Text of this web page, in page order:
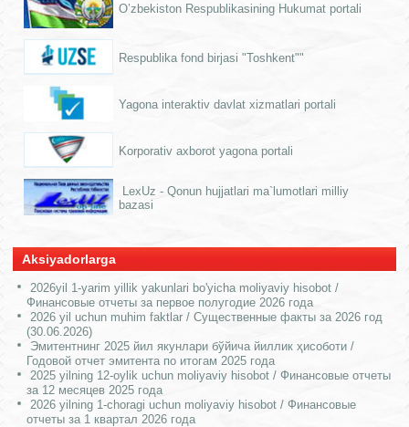
O’zbekiston Respublikasining Hukumat portali
Respublika fond birjasi "Toshkent""
Yagona interaktiv davlat xizmatlari portali
Korporativ axborot yagona portali
LexUz - Qonun hujjatlari ma`lumotlari milliy
bazasi
Aksiyadorlarga
2026yil 1-yarim yillik yakunlari bo'yicha moliyaviy hisobot /
Финансовые отчеты за первое полугодие 2026 года
2026 yil uchun muhim faktlar / Существенные факты за 2026 год
(30.06.2026)
Эмитентнинг 2025 йил якунлари бўйича йиллик ҳисоботи /
Годовой отчет эмитента по итогам 2025 года
2025 yilning 12-oylik uchun moliyaviy hisobot / Финансовые отчеты
за 12 месяцев 2025 года
2026 yilning 1-choragi uchun moliyaviy hisobot / Финансовые
отчеты за 1 квартал 2026 года